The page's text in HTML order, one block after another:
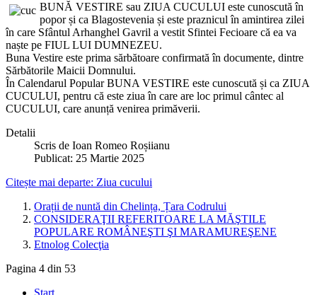
BUNĂ VESTIRE sau ZIUA CUCULUI este cunoscută în
popor și ca Blagostevenia și este praznicul în amintirea zilei
în care Sfântul Arhanghel Gavril a vestit Sfintei Fecioare că ea va
naște pe FIUL LUI DUMNEZEU.
Buna Vestire este prima sărbătoare confirmată în documente, dintre
Sărbătorile Maicii Domnului.
În Calendarul Popular BUNA VESTIRE este cunoscută și ca ZIUA
CUCULUI, pentru că este ziua în care are loc primul cântec al
CUCULUI, care anunță venirea primăverii.
Detalii
Scris de Ioan Romeo Roșiianu
Publicat: 25 Martie 2025
Citește mai departe: Ziua cucului
Orații de nuntă din Chelința, Țara Codrului
CONSIDERAŢII REFERITOARE LA MĂŞTILE
POPULARE ROMÂNEŞTI ŞI MARAMUREŞENE
Etnolog Colecţia
Pagina 4 din 53
Start